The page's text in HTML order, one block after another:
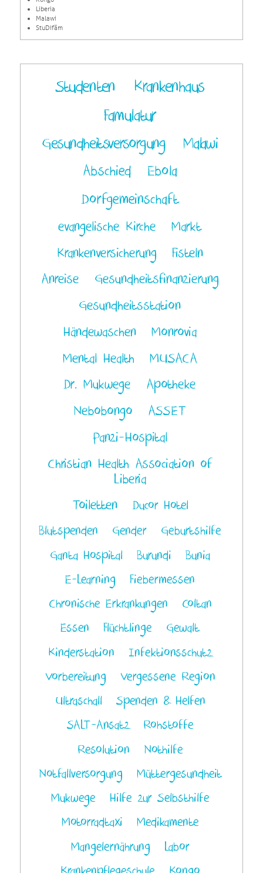
Liberia
Malawi
StuDifäm
Studenten
Krankenhaus
Famulatur
Gesundheitsversorgung Malawi
Abschied
Ebola
Dorfgemeinschaft
evangelische Kirche
Markt
Krankenversicherung
Fisteln
Anreise
Gesundheitsfinanzierung
Gesundheitsstation
Händewaschen
Monrovia
Mental Health
MUSACA
Dr. Mukwege
Apotheke
Nebobongo
ASSET
Panzi-Hospital
Christian Health Association of
Liberia
Toiletten
Ducor Hotel
Blutspenden
Gender
Geburtshilfe
Ganta Hospital
Burundi
Bunia
E-Learning
Fiebermessen
Chronische Erkrankungen
Coltan
Essen
Flüchtlinge
Gewalt
Kinderstation
Infektionsschutz
Vorbereitung
Vergessene Region
Ultraschall
Spenden & Helfen
SALT-Ansatz
Rohstoffe
Resolution
Nothilfe
Notfallversorgung
Müttergesundheit
Mukwege
Hilfe zur Selbsthilfe
Motorradtaxi
Medikamente
Mangelernährung
Labor